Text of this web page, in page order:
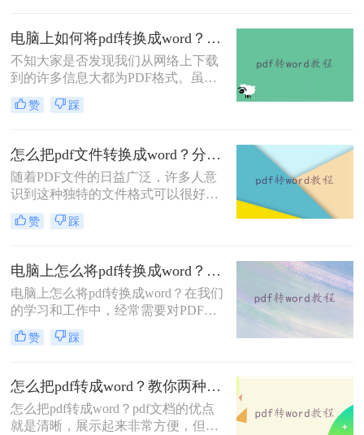
如何转换成word，那么如何将PDF转
换Word呢？今日小编为大家解答这个
让很多人好奇的问题，下面一起看看
吧。
电脑上如何将pdf转换成word？分享2种简单方法~
不知大家是否发现我们从网络上下载
到的许多信息大都为PDF格式。虽然
说该文件的格式是非常好用，而且极
其清晰，演示起来非常的方便快捷，
缺陷的，就是我们只能够对这种格式
进行查看，而我们不能够对它进行修
改，导致文档中如果有小错误，大家
也是没有办法能够直接进行修改的
赞 踩
怎么把pdf文件转换成word？分享一种简单方法~
随着PDF文件的日益广泛，许多人意
识到这种独特的文件格式可以很好地
保护里面的数据和数据，但当需要修
改时却很难下手。想要修改PDF文
word，在Word文档上面修改，那么怎
么把pdf文件转换成word呢？下面一起
看看这个方法吧。
赞 踩
电脑上怎么将pdf转换成word？下面二种方法马上教会你
电脑上怎么将pdf转换成word？在我们
的学习和工作中，经常需要对PDF文
档进行转换。转换时，大家是否遇到
过PDF转换乱码、转换时排版错乱、
题？
赞 踩
怎么把pdf转成word？教你两种PDF文件转换方法！
怎么把pdf转成word？pdf文档的优点
就是清晰，展示起来非常方便，但是